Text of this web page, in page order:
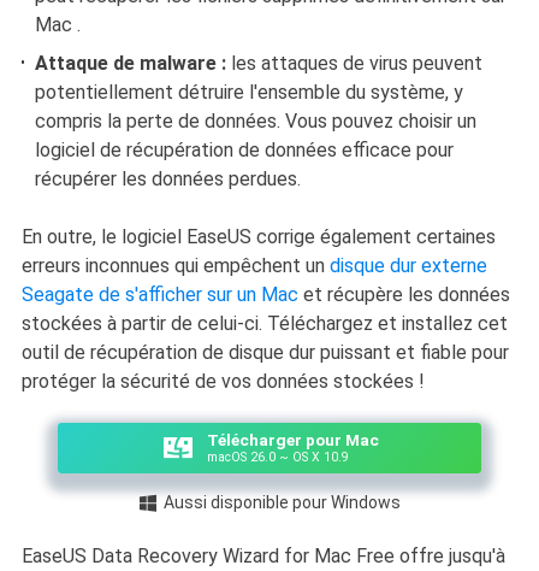
Mac .
Attaque de malware : les attaques de virus peuvent
potentiellement détruire l'ensemble du système, y
compris la perte de données. Vous pouvez choisir un
logiciel de récupération de données efficace pour
récupérer les données perdues.
En outre, le logiciel EaseUS corrige également certaines
erreurs inconnues qui empêchent un disque dur externe
Seagate de s'afficher sur un Mac et récupère les données
stockées à partir de celui-ci. Téléchargez et installez cet
outil de récupération de disque dur puissant et fiable pour
protéger la sécurité de vos données stockées !
Télécharger pour Mac
macOS 26.0 ~ OS X 10.9
 Aussi disponible pour Windows
EaseUS Data Recovery Wizard for Mac Free offre jusqu'à